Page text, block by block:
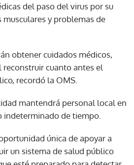
del paso del virus por su
y problemas de
obtener cuidados médicos,
reconstruir cuanto antes el
recordó la OMS.
mantendrá personal local en
indeterminado de tiempo.
única de apoyar a
un sistema de salud público